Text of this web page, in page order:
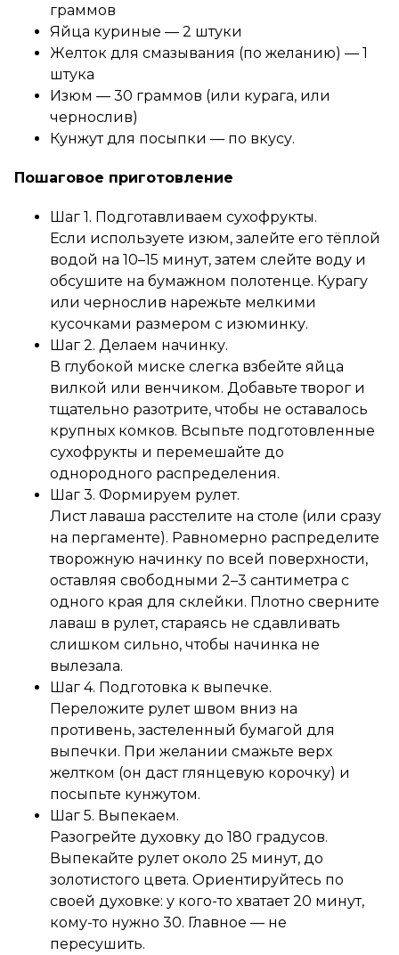
граммов
Яйца куриные — 2 штуки
Желток для смазывания (по желанию) — 1
штука
Изюм — 30 граммов (или курага, или
чернослив)
Кунжут для посыпки — по вкусу.
Пошаговое приготовление
Шаг 1. Подготавливаем сухофрукты.
Если используете изюм, залейте его тёплой
водой на 10–15 минут, затем слейте воду и
обсушите на бумажном полотенце. Курагу
или чернослив нарежьте мелкими
кусочками размером с изюминку.
Шаг 2. Делаем начинку.
В глубокой миске слегка взбейте яйца
вилкой или венчиком. Добавьте творог и
тщательно разотрите, чтобы не оставалось
крупных комков. Всыпьте подготовленные
сухофрукты и перемешайте до
однородного распределения.
Шаг 3. Формируем рулет.
Лист лаваша расстелите на столе (или сразу
на пергаменте). Равномерно распределите
творожную начинку по всей поверхности,
оставляя свободными 2–3 сантиметра с
одного края для склейки. Плотно сверните
лаваш в рулет, стараясь не сдавливать
слишком сильно, чтобы начинка не
вылезала.
Шаг 4. Подготовка к выпечке.
Переложите рулет швом вниз на
противень, застеленный бумагой для
выпечки. При желании смажьте верх
желтком (он даст глянцевую корочку) и
посыпьте кунжутом.
Шаг 5. Выпекаем.
Разогрейте духовку до 180 градусов.
Выпекайте рулет около 25 минут, до
золотистого цвета. Ориентируйтесь по
своей духовке: у кого-то хватает 20 минут,
кому-то нужно 30. Главное — не
пересушить.